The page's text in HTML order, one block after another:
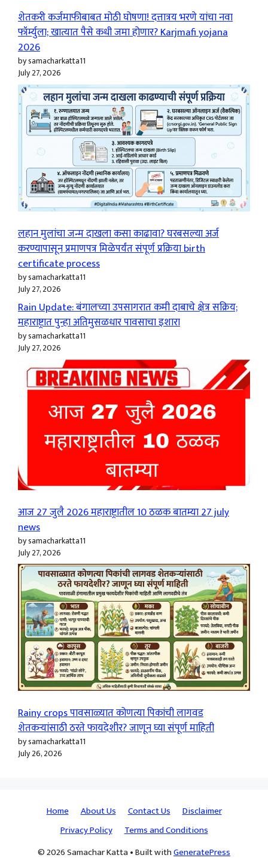
शेतकरी कर्जमाफीबाबत मोठी घोषणा! दत्तात्रय भरणे यांचा नवा
फॉर्म्युला; खात्यात पैसे कधी जमा होणार? Karjmafi yojana
2026
by samacharkatta11
July 27, 2026
लहान मुलांचा जन्म दाखला कसा काढावा? घरबसल्या अर्ज
करण्यापासून प्रमाणपत्र मिळेपर्यंत संपूर्ण प्रक्रिया birth
certificate process
by samacharkatta11
July 27, 2026
Rain Update: बंगालच्या उपसागरात कमी दाबाचे क्षेत्र सक्रिय;
महाराष्ट्रात पुन्हा अतिमुसळधार पावसाचा इशारा
by samacharkatta11
July 27, 2026
आज 27 जुलै 2026 महाराष्ट्रातील 10 ठळक बातम्या 27 july
news
by samacharkatta11
July 27, 2026
Rainy crops पावसाळ्यात कोणत्या पिकांची लागवड
शेतकऱ्यांसाठी ठरते फायदेशीर? जाणून घ्या संपूर्ण माहिती
by samacharkatta11
July 26, 2026
Home About Us Contact Us
Disclaimer
Privacy Policy
Terms and Conditions
© 2026 Samachar Katta • Built withGeneratePress